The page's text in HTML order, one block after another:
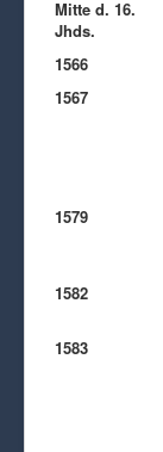
Mitte d. 16.
Jhds.
1566
1567
1579
1582
1583